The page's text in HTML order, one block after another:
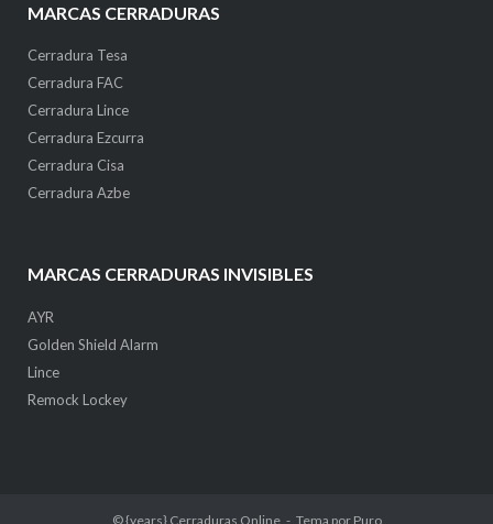
MARCAS CERRADURAS
Cerradura Tesa
Cerradura FAC
Cerradura Lince
Cerradura Ezcurra
Cerradura Cisa
Cerradura Azbe
MARCAS CERRADURAS INVISIBLES
AYR
Golden Shield Alarm
Lince
Remock Lockey
© {years} Cerraduras Online Tema por Puro